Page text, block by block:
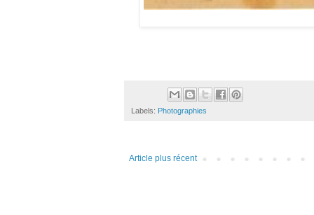
Labels: Photographies
Article plus récent